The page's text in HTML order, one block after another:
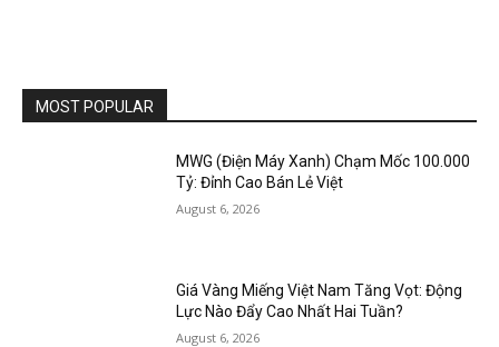
MOST POPULAR
MWG (Điện Máy Xanh) Chạm Mốc 100.000
Tỷ: Đỉnh Cao Bán Lẻ Việt
August 6, 2026
Giá Vàng Miếng Việt Nam Tăng Vọt: Động
Lực Nào Đẩy Cao Nhất Hai Tuần?
August 6, 2026